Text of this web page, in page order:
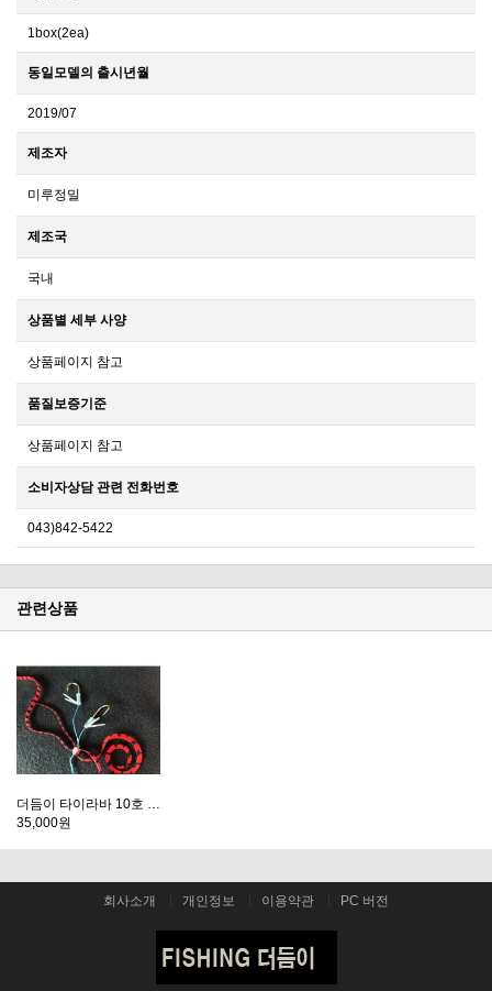
1box(2ea)
동일모델의 출시년월
2019/07
제조자
미루정밀
제조국
국내
상품별 세부 사양
상품페이지 참고
품질보증기준
상품페이지 참고
소비자상담 관련 전화번호
043)842-5422
관련상품
더듬이 타이라바 10호 세트상품
35,000원
회사소개 개인정보 이용약관 PC 버전